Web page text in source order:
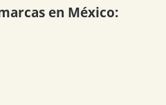
en México: